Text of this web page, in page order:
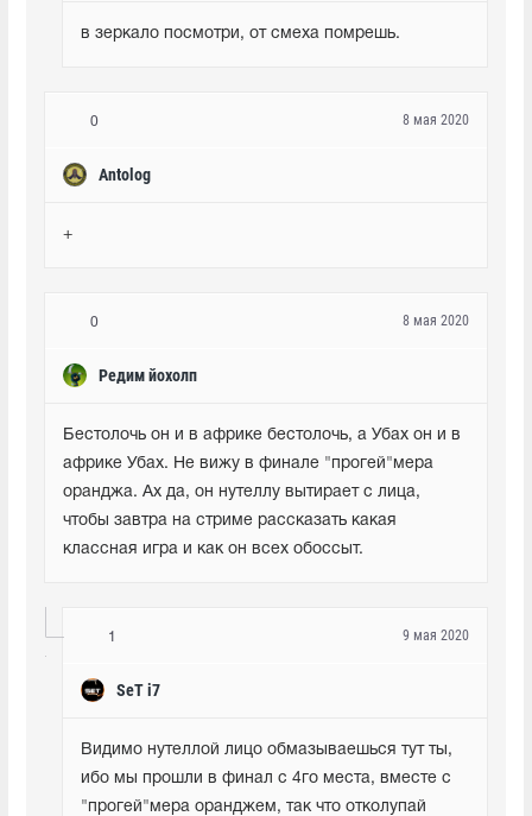
в зеркало посмотри, от смеха помрешь.
0
Antolog
8 мая 2020
+
0
Редим йохолп
8 мая 2020
Бестолочь он и в африке бестолочь, а Убах он и в
африке Убах. Не вижу в финале "прогей"мера
оранджа. Ах да, он нутеллу вытирает с лица,
чтобы завтра на стриме рассказать какая
классная игра и как он всех обоссыт.
1
SeT i7
9 мая 2020
Видимо нутеллой лицо обмазываешься тут ты,
ибо мы прошли в финал с 4го места, вместе с
"прогей"мера оранджем, так что отколупай